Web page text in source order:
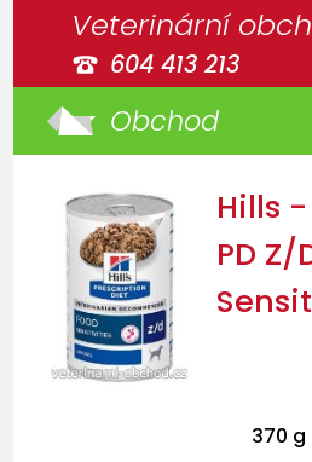
Veterinární
604 413 213
Obchod
Hills
PD Z/
370 g